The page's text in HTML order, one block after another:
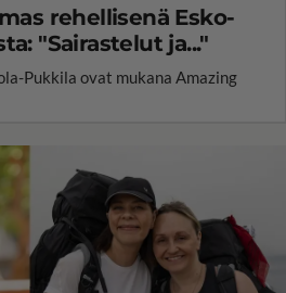
rehellisenä Esko-
"Sairastelut ja..."
Pukkila ovat mukana Amazing